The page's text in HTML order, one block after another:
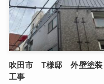
吹田市 T様邸 外壁塗装
工事